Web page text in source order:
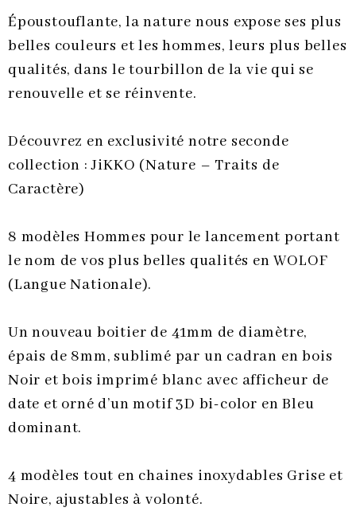
Époustouflante, la nature nous expose ses plus
belles couleurs et les hommes, leurs plus belles
qualités, dans le tourbillon de la vie qui se
renouvelle et se réinvente.
Découvrez en exclusivité notre seconde
collection : JiKKO (Nature – Traits de
Caractère)
8 modèles Hommes pour le lancement portant
le nom de vos plus belles qualités en WOLOF
(Langue Nationale).
Un nouveau boitier de 41mm de diamètre,
épais de 8mm, sublimé par un cadran en bois
Noir et bois imprimé blanc avec afficheur de
date et orné d’un motif 3D bi-color en Bleu
dominant.
4 modèles tout en chaines inoxydables Grise et
Noire, ajustables à volonté.